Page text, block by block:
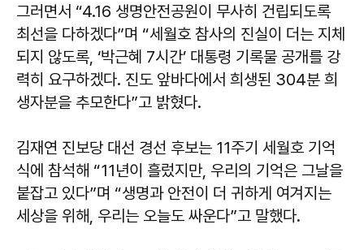
그러면서 “4.16 생명안전공원이 무사히 건립되도록
최선을 다하겠다”며 “세월호 참사의 진실이 더는 지체
되지 않도록, ‘박근혜 7시간’ 대통령 기록물 공개를 강
력히 요구하겠다. 진도 앞바다에서 희생된 304분 희
생자분을 추모한다”고 밝혔다.
김재연 진보당 대선 경선 후보는 11주기 세월호 기억
식에 참석해 “11년이 흘렀지만, 우리의 기억은 그날을
붙잡고 있다”며 “생명과 안전이 더 귀하게 여겨지는
세상을 위해, 우리는 오늘도 싸운다”고 말했다.